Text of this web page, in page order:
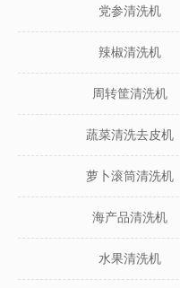
党参清洗机
辣椒清洗机
周转筐清洗机
蔬菜清洗去皮机
萝卜滚筒清洗机
海产品清洗机
水果清洗机